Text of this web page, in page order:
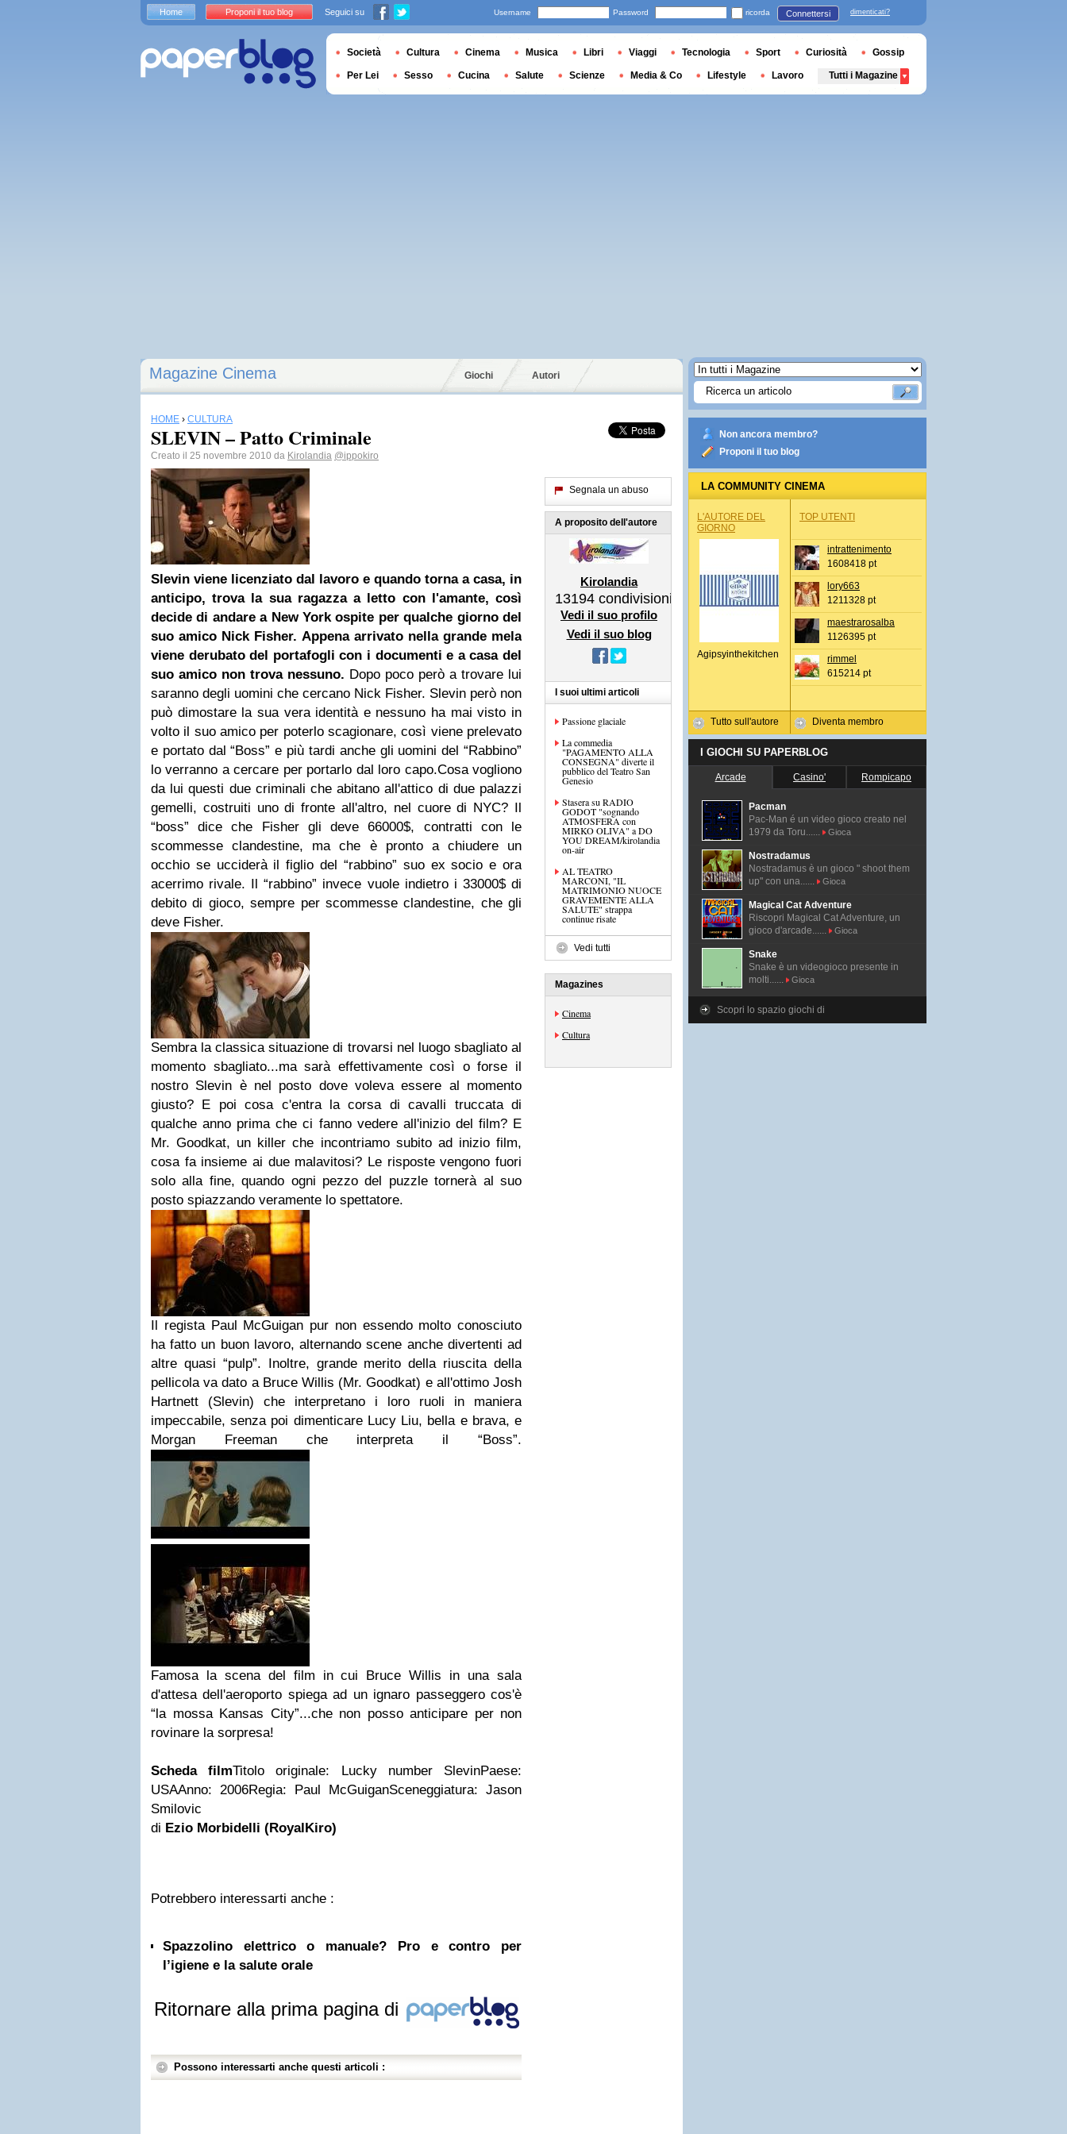
Magazine Cinema Giochi Autori
HOME › CULTURA
SLEVIN – Patto Criminale
Creato il 25 novembre 2010 da Kirolandia @ippokiro
Slevin viene licenziato dal lavoro e quando torna a casa, in
anticipo, trova la sua ragazza a letto con l'amante, così
decide di andare a New York ospite per qualche giorno del
suo amico Nick Fisher. Appena arrivato nella grande mela
viene derubato del portafogli con i documenti e a casa del
suo amico non trova nessuno. Dopo poco però a trovare lui
saranno degli uomini che cercano Nick Fisher. Slevin però non
può dimostare la sua vera identità e nessuno ha mai visto in
volto il suo amico per poterlo scagionare, così viene prelevato
e portato dal “Boss” e più tardi anche gli uomini del “Rabbino”
lo verranno a cercare per portarlo dal loro capo.Cosa vogliono
da lui questi due criminali che abitano all'attico di due palazzi
gemelli, costruiti uno di fronte all'altro, nel cuore di NYC? Il
“boss” dice che Fisher gli deve 66000$, contratti con le
scommesse clandestine, ma che è pronto a chiudere un
occhio se ucciderà il figlio del “rabbino” suo ex socio e ora
acerrimo rivale. Il “rabbino” invece vuole indietro i 33000$ di
debito di gioco, sempre per scommesse clandestine, che gli
deve Fisher.
Sembra la classica situazione di trovarsi nel luogo sbagliato al
momento sbagliato...ma sarà effettivamente così o forse il
nostro Slevin è nel posto dove voleva essere al momento
giusto? E poi cosa c'entra la corsa di cavalli truccata di
qualche anno prima che ci fanno vedere all'inizio del film? E
Mr. Goodkat, un killer che incontriamo subito ad inizio film,
cosa fa insieme ai due malavitosi? Le risposte vengono fuori
solo alla fine, quando ogni pezzo del puzzle tornerà al suo
posto spiazzando veramente lo spettatore.
Il regista Paul McGuigan pur non essendo molto conosciuto
ha fatto un buon lavoro, alternando scene anche divertenti ad
altre quasi “pulp”. Inoltre, grande merito della riuscita della
pellicola va dato a Bruce Willis (Mr. Goodkat) e all'ottimo Josh
Hartnett (Slevin) che interpretano i loro ruoli in maniera
impeccabile, senza poi dimenticare Lucy Liu, bella e brava, e
Morgan Freeman che interpreta il “Boss”.
Famosa la scena del film in cui Bruce Willis in una sala
d'attesa dell'aeroporto spiega ad un ignaro passeggero cos'è
“la mossa Kansas City”...che non posso anticipare per non
rovinare la sorpresa!
Scheda filmTitolo originale: Lucky number SlevinPaese:
USAAnno: 2006Regia: Paul McGuiganSceneggiatura: Jason
Smilovic
di Ezio Morbidelli (RoyalKiro)
Potrebbero interessarti anche :
Spazzolino elettrico o manuale? Pro e contro per
l’igiene e la salute orale
Ritornare alla prima pagina di
Possono interessarti anche questi articoli :
Segnala un abuso
A proposito dell'autore
Kirolandia
13194 condivisioni
Vedi il suo profilo
Vedi il suo blog
I suoi ultimi articoli
Passione glaciale
La commedia
"PAGAMENTO ALLA
CONSEGNA" diverte il
pubblico del Teatro San
Genesio
Stasera su RADIO
GODOT "sognando
ATMOSFERA con
MIRKO OLIVA" a DO
YOU DREAM/kirolandia
on-air
AL TEATRO
MARCONI, "IL
MATRIMONIO NUOCE
GRAVEMENTE ALLA
SALUTE" strappa
continue risate
Vedi tutti
Magazines
Cinema
Cultura
Non ancora membro?
Proponi il tuo blog
LA COMMUNITY CINEMA
L'AUTORE DEL
GIORNO
Agipsyinthekitchen
Tutto sull'autore
TOP UTENTI
intrattenimento
1608418 pt
lory663
1211328 pt
maestrarosalba
1126395 pt
rimmel
615214 pt
Diventa membro
I GIOCHI SU PAPERBLOG
Arcade Casino' Rompicapo
Pacman
Pac-Man é un video gioco creato nel
1979 da Toru......
Gioca
Nostradamus
Nostradamus è un gioco " shoot them
up" con una......
Gioca
Magical Cat Adventure
Riscopri Magical Cat Adventure, un
gioco d'arcade......
Gioca
Snake
Snake è un videogioco presente in
molti......
Gioca
Scopri lo spazio giochi di
Home Proponi il tuo blog Seguici su Username Password ricorda Connettersi dimenticati?
Società Cultura Cinema Musica Libri Viaggi Tecnologia Sport Curiosità Gossip
Per Lei Sesso Cucina Salute Scienze Media & Co Lifestyle Lavoro Tutti i Magazine